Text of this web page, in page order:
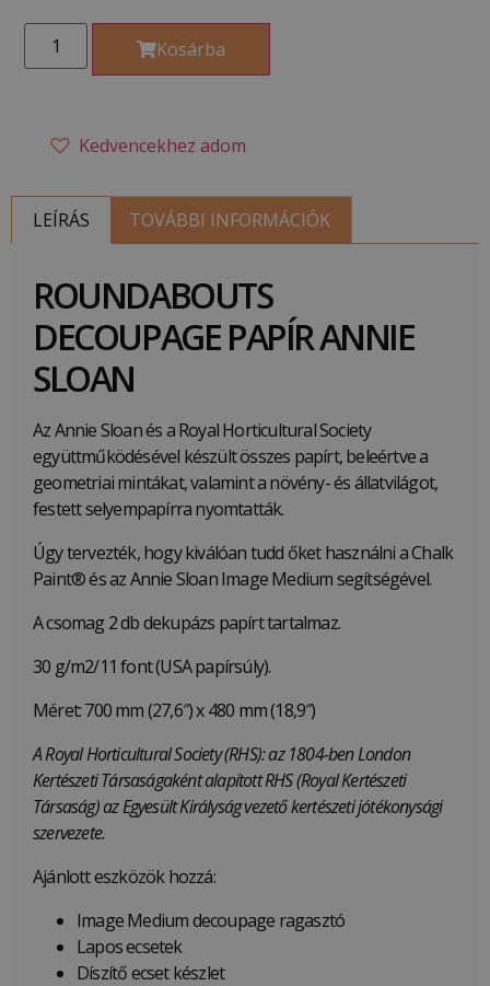
Kosárba
Kedvencekhez adom
LEÍRÁS TOVÁBBI INFORMÁCIÓK
ROUNDABOUTS
DECOUPAGE PAPÍR ANNIE
SLOAN
Az Annie Sloan és a Royal Horticultural Society
együttműködésével készült összes papírt, beleértve a
geometriai mintákat, valamint a növény- és állatvilágot,
festett selyempapírra nyomtatták.
Úgy tervezték, hogy kiválóan tudd őket használni a Chalk
Paint® és az Annie Sloan Image Medium segítségével.
A csomag 2 db dekupázs papírt tartalmaz.
30 g/m2/11 font (USA papírsúly).
Méret: 700 mm (27,6″) x 480 mm (18,9″)
A Royal Horticultural Society (RHS): az 1804-ben London
Kertészeti Társaságaként alapított RHS (Royal Kertészeti
Társaság) az Egyesült Királyság vezető kertészeti jótékonysági
szervezete.
Ajánlott eszközök hozzá:
Image Medium decoupage ragasztó
Lapos ecsetek
Díszítő ecset készlet